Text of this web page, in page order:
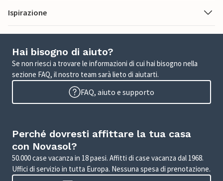
Ispirazione
Hai bisogno di aiuto?
Se non riesci a trovare le informazioni di cui hai bisogno nella
sezione FAQ, il nostro team sarà lieto di aiutarti.
FAQ, aiuto e supporto
Perché dovresti affittare la tua casa
con Novasol?
50.000 case vacanza in 18 paesi. Affitti di case vacanza dal 1968.
Uffici di servizio in tutta Europa. Nessuna spesa di prenotazione.